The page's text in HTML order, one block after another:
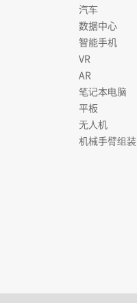
汽车
数据中心
智能手机
VR
AR
笔记本电脑
平板
无人机
机械手臂组装